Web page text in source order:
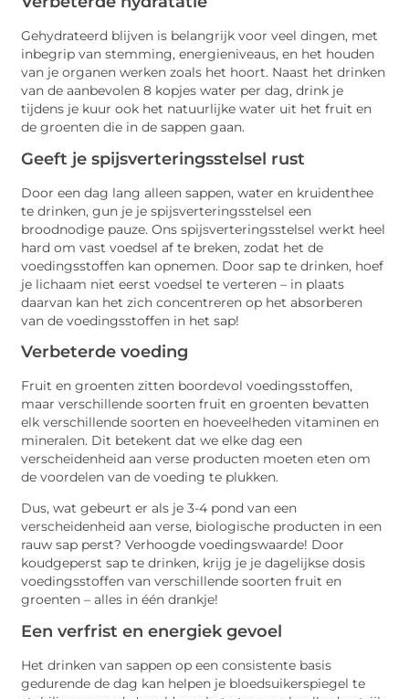
Gehydrateerd blijven is belangrijk voor veel dingen, met
inbegrip van stemming, energieniveaus, en het houden
van je organen werken zoals het hoort. Naast het drinken
van de aanbevolen 8 kopjes water per dag, drink je
tijdens je kuur ook het natuurlijke water uit het fruit en
de groenten die in de sappen gaan.
Geeft je spijsverteringsstelsel rust
Door een dag lang alleen sappen, water en kruidenthee
te drinken, gun je je spijsverteringsstelsel een
broodnodige pauze. Ons spijsverteringsstelsel werkt heel
hard om vast voedsel af te breken, zodat het de
voedingsstoffen kan opnemen. Door sap te drinken, hoef
je lichaam niet eerst voedsel te verteren – in plaats
daarvan kan het zich concentreren op het absorberen
van de voedingsstoffen in het sap!
Verbeterde voeding
Fruit en groenten zitten boordevol voedingsstoffen,
maar verschillende soorten fruit en groenten bevatten
elk verschillende soorten en hoeveelheden vitaminen en
mineralen. Dit betekent dat we elke dag een
verscheidenheid aan verse producten moeten eten om
de voordelen van de voeding te plukken.
Dus, wat gebeurt er als je 3-4 pond van een
verscheidenheid aan verse, biologische producten in een
rauw sap perst? Verhoogde voedingswaarde! Door
koudgeperst sap te drinken, krijg je je dagelijkse dosis
voedingsstoffen van verschillende soorten fruit en
groenten – alles in één drankje!
Een verfrist en energiek gevoel
Het drinken van sappen op een consistente basis
gedurende de dag kan helpen je bloedsuikerspiegel te